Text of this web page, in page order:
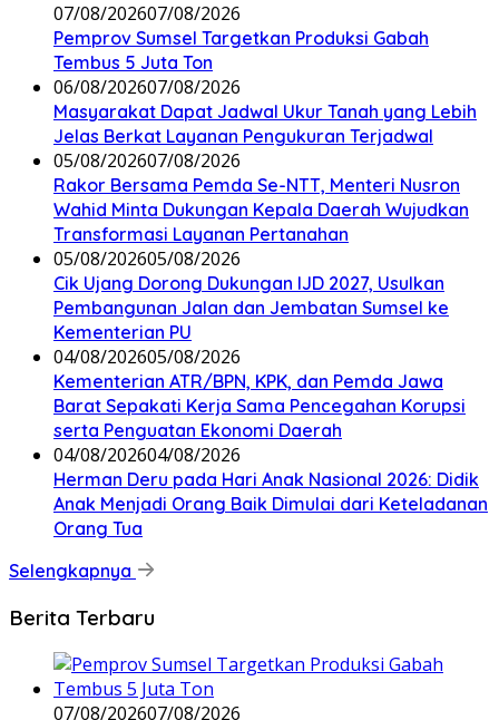
07/08/202607/08/2026
Pemprov Sumsel Targetkan Produksi Gabah
Tembus 5 Juta Ton
06/08/202607/08/2026
Masyarakat Dapat Jadwal Ukur Tanah yang Lebih
Jelas Berkat Layanan Pengukuran Terjadwal
05/08/202607/08/2026
Rakor Bersama Pemda Se-NTT, Menteri Nusron
Wahid Minta Dukungan Kepala Daerah Wujudkan
Transformasi Layanan Pertanahan
05/08/202605/08/2026
Cik Ujang Dorong Dukungan IJD 2027, Usulkan
Pembangunan Jalan dan Jembatan Sumsel ke
Kementerian PU
04/08/202605/08/2026
Kementerian ATR/BPN, KPK, dan Pemda Jawa
Barat Sepakati Kerja Sama Pencegahan Korupsi
serta Penguatan Ekonomi Daerah
04/08/202604/08/2026
Herman Deru pada Hari Anak Nasional 2026: Didik
Anak Menjadi Orang Baik Dimulai dari Keteladanan
Orang Tua
Selengkapnya
Berita Terbaru
07/08/202607/08/2026